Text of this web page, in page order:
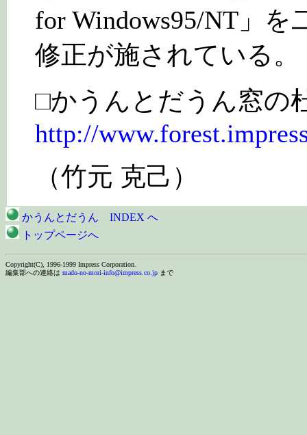
for Windows95/NT」
修正が施されている。
□かうんとだうん窓の
http://
（竹元 克己）
かうんとだうん INDEX へ
トップページへ
Copyright(C), 1996-1999 Impress Corporation.
編集部への連絡は mado-no-mori-info@impress.co.jp まで